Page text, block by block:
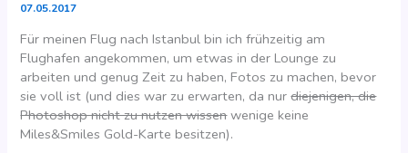
07.05.2017
Für meinen Flug nach Istanbul bin ich frühzeitig am
Flughafen angekommen, um etwas in der Lounge zu
arbeiten und genug Zeit zu haben, Fotos zu machen, bevor
sie voll ist (und dies war zu erwarten, da nurdiejenigen, die
Photoshop nicht zu nutzen wissenwenige keine
Miles&Smiles Gold-Karte besitzen).